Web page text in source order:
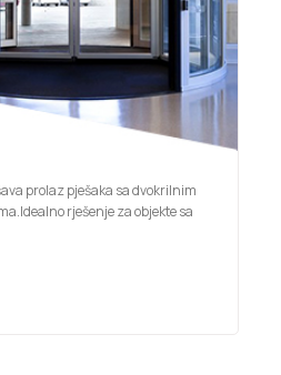
prolaz pješaka sa dvokrilnim
rješenje za objekte sa